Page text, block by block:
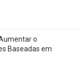
o
Baseadas em